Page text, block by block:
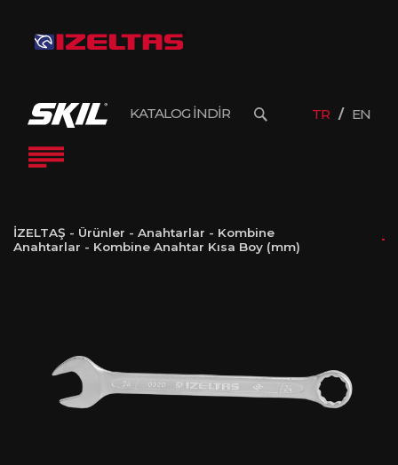
KATALOG İNDİR TR EN
İZELTAŞ - Ürünler - Anahtarlar - Kombine
Anahtarlar - Kombine Anahtar Kısa Boy (mm)